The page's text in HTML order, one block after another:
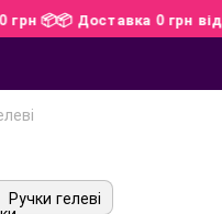
грн 📦📦 Доставка 0 грн
Ручки гелеві